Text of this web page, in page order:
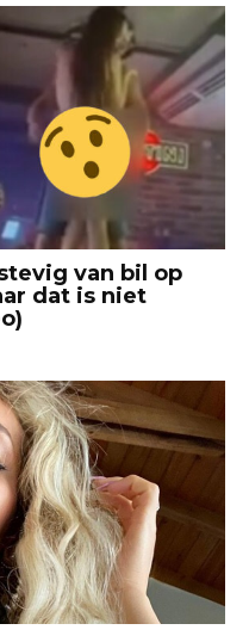
van bil op
dat is niet